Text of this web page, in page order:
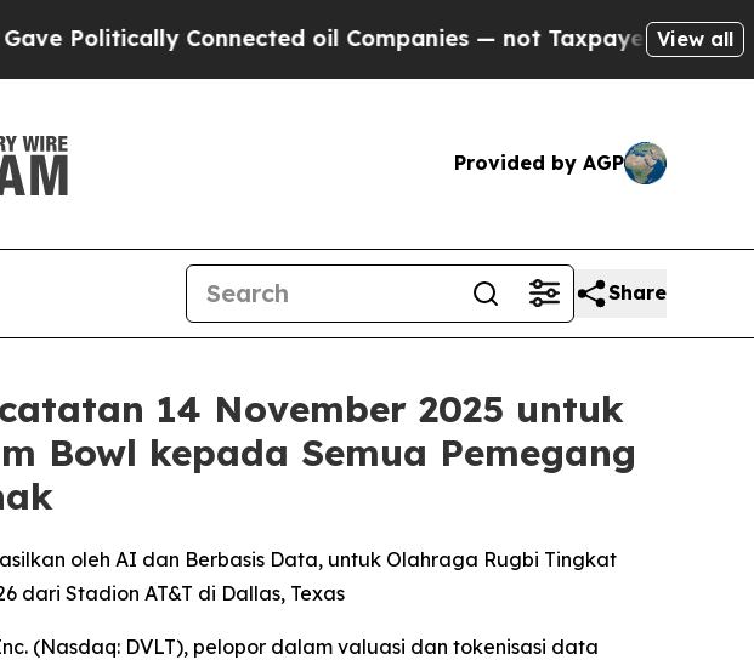
Connected oil Companies — not Taxpayers — the Chance to
View all
Provided by AGP
Share
14 November 2025 untuk
Bowl kepada Semua Pemegang
oleh AI dan Berbasis Data, untuk Olahraga Rugbi Tingkat
dari Stadion AT&T di Dallas, Texas
(Nasdaq: DVLT), pelopor dalam valuasi dan tokenisasi data